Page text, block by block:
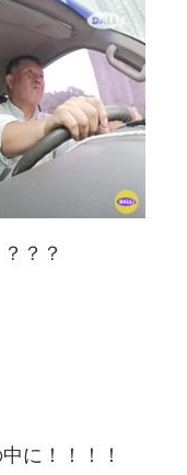
？？
に！！！！